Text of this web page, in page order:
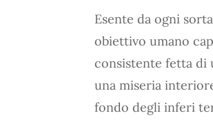
Esente da ogni
obiettivo umano
consistente fetta di
una miseria
fondo degli inferi